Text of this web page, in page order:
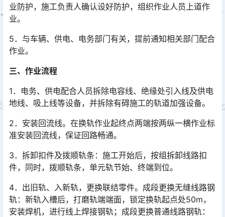
业防护，施工负责人确认设好防护，组织作业人员上道作
业。
5．与车辆、供电、电务部门有关，提前通知相关部门配合
作业。
三、作业流程
1．电务、供电配合人员拆除电容线、绝缘处引入线及供电
地线、吸上线等设备，并拆除有碍施工的轨道加强设备。
2．安装回流线。在换轨作业起终点两端按两纵一横作业标
准安装回流线，保证回路畅通。
3．拆卸扣件及拨顺轨条：施工开始后，按组拆卸线路扣
件，同时，拨顺轨条，单元轨节始、终端到位。
4．出旧轨、入新轨，更换联结零件。成段更换无缝线路钢
轨：新轨入槽后，打磨轨端端面，锁定换轨起点处50m，
安装焊机，进行线上焊接钢轨；成段更换普通线路钢轨：